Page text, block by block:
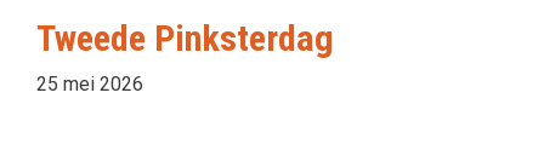
Tweede Pinksterdag
25 mei 2026